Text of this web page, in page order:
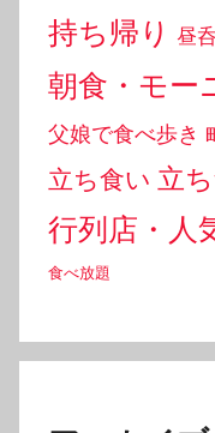
持ち帰り 昼
朝食・モー
父娘で食べ歩き
立ち食い 立
行列店・人
食べ放題